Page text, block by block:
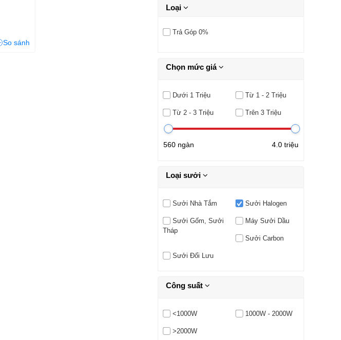
So sánh
Loại
Trả Góp 0%
Chọn mức giá
Dưới 1 Triệu Từ 1 - 2 Triệu
Từ 2 - 3 Triệu Trên 3 Triệu
560 ngàn 4.0 triệu
Loại sưởi
Sưởi Nhà Tắm Sưởi Halogen
Sưởi Gốm, Sưởi
Tháp
Máy Sưởi Dầu
Sưởi Carbon
Sưởi Đối Lưu
Công suất
<1000W 1000W - 2000W
>2000W